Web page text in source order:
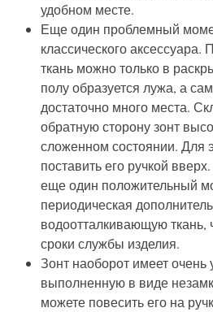
удобном месте.
Еще один проблемный
классического
ткань можно только в
полу образуется лужа, а
достаточно много места.
обратную сторону зонт
сложенном состоянии. Для
поставить его ручкой
еще один положительный
периодическая
водоотталкивающую ткань,
сроки службы изделия.
Зонт наоборот имеет очень
выполненную в виде
можете повесить его на